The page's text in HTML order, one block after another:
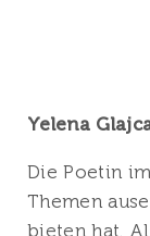
Yelena
Die Poetin
Themen
bieten hat.